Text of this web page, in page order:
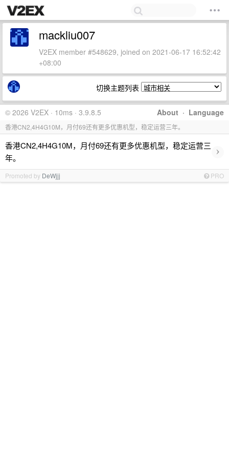
mackliu007
V2EX member #548629, joined on 2021-06-17 16:52:42
+08:00
切换主题列表
About · Language
© 2026 V2EX · 10ms · 3.9.8.5
香港CN2,4H4G10M，月付69还有更多优惠机型，稳定运营三年。
香港CN2,4H4G10M，月付69还有更多优惠机型，稳定运营三
年。
›
Promoted by DeWjjj PRO